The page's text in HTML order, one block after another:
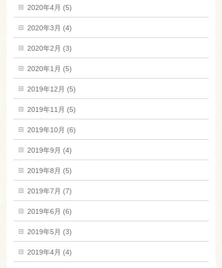
2020年4月 (5)
2020年3月 (4)
2020年2月 (3)
2020年1月 (5)
2019年12月 (5)
2019年11月 (5)
2019年10月 (6)
2019年9月 (4)
2019年8月 (5)
2019年7月 (7)
2019年6月 (6)
2019年5月 (3)
2019年4月 (4)